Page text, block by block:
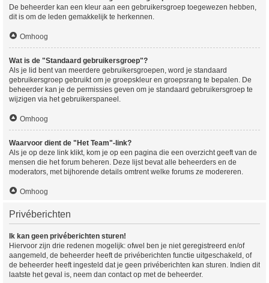
De beheerder kan een kleur aan een gebruikersgroep toegewezen hebben,
dit is om de leden gemakkelijk te herkennen.
Omhoog
Wat is de "Standaard gebruikersgroep"?
Als je lid bent van meerdere gebruikersgroepen, word je standaard
gebruikersgroep gebruikt om je groepskleur en groepsrang te bepalen. De
beheerder kan je de permissies geven om je standaard gebruikersgroep te
wijzigen via het gebruikerspaneel.
Omhoog
Waarvoor dient de "Het Team"-link?
Als je op deze link klikt, kom je op een pagina die een overzicht geeft van de
mensen die het forum beheren. Deze lijst bevat alle beheerders en de
moderators, met bijhorende details omtrent welke forums ze modereren.
Omhoog
Privéberichten
Ik kan geen privéberichten sturen!
Hiervoor zijn drie redenen mogelijk: ofwel ben je niet geregistreerd en/of
aangemeld, de beheerder heeft de privéberichten functie uitgeschakeld, of
de beheerder heeft ingesteld dat je geen privéberichten kan sturen. Indien dit
laatste het geval is, neem dan contact op met de beheerder.